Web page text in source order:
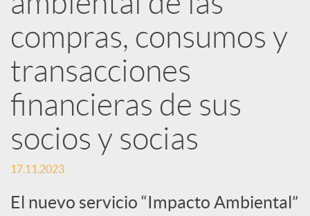
e
s
S
o
c
compras, consumos y
transacciones
financieras de sus
socios y socias
17.11.2023
El nuevo servicio “Impacto Ambiental”